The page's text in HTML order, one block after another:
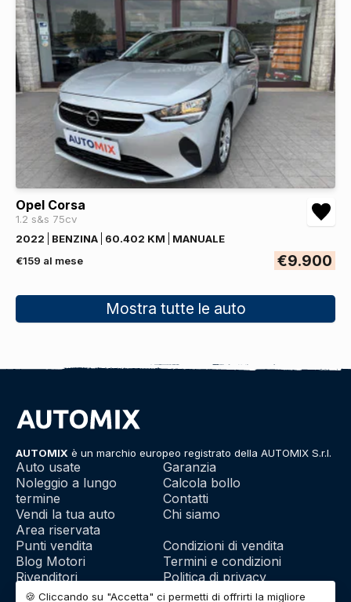
Opel Corsa
1.2 s&s 75cv
2022
BENZINA 60.402 KM
MANUALE
€159 al mese
€9.900
Mostra tutte le auto
AUTOMIX è un marchio europeo registrato della AUTOMIX S.r.l.
Auto usate
Noleggio a lungo
termine
Vendi la tua auto
Area riservata
Garanzia
Calcola bollo
Contatti
Chi siamo
Punti vendita
Blog Motori
Rivenditori
Franchising
Condizioni di vendita
Termini e condizioni
Politica di privacy
Utilizzo dei cookie
🍪 Cliccando su "Accetta" ci permetti di offrirti la migliore